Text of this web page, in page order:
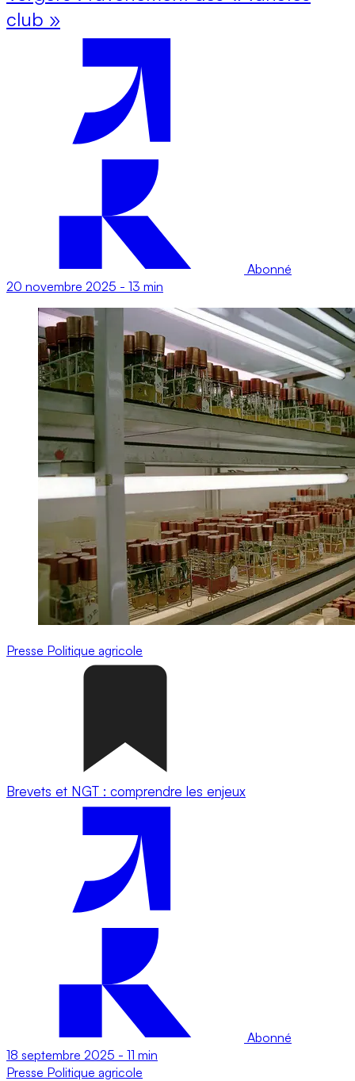
club »
Abonné
20 novembre 2025 - 13 min
Presse Politique agricole
Brevets et NGT : comprendre les enjeux
Abonné
18 septembre 2025 - 11 min
Presse Politique agricole